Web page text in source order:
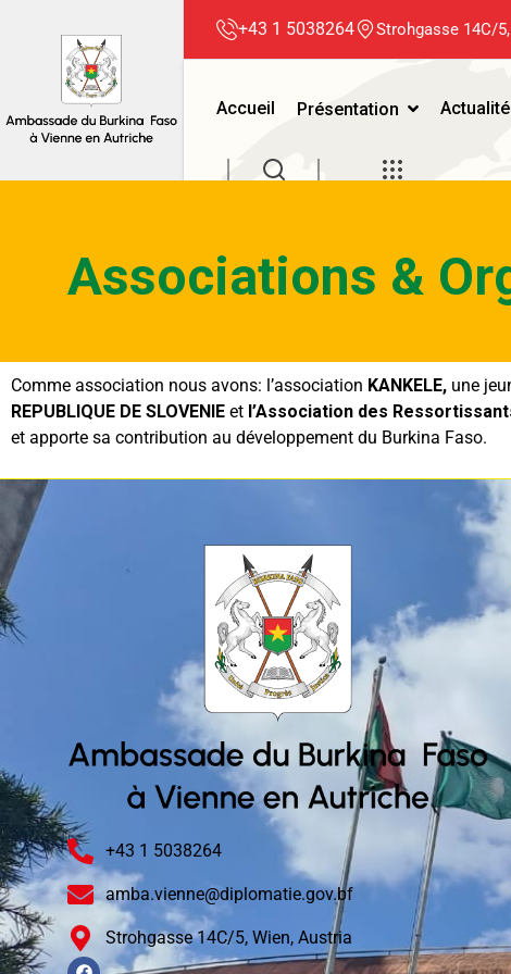
+43 1 5038264 Strohgasse 14C/
Accueil Présentation
Associations &
Comme association nous avons: l’association KANKELE, une
REPUBLIQUE DE SLOVENIE et l’Association des
et apporte sa contribution au développement du Burkina Faso.
+43 1 5038264
amba.vienne@diplomatie.gov.bf
Strohgasse 14C/5, Wien, Austria